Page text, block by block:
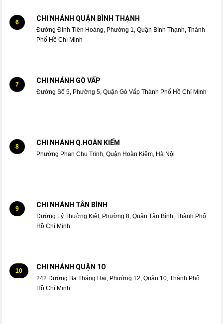
6 CHI NHÁNH QUẬN BÌNH THẠNH
Đường Đinh Tiên Hoàng, Phường 1, Quận Bình Thạnh, Thành
Phố Hồ Chí Minh
7 CHI NHÁNH GÒ VẤP
Đường Số 5, Phường 5, Quận Gò Vấp Thành Phố Hồ Chí MInh
8 CHI NHÁNH Q.HOÀN KIẾM
Phường Phan Chu Trinh, Quận Hoàn Kiếm, Hà Nội
9 CHI NHÁNH TÂN BÌNH
Đường Lý Thường Kiệt, Phường 8, Quận Tân Bình, Thành Phố
Hồ Chí Minh
10 CHI NHÁNH QUẬN 1O
242 Đường Ba Tháng Hai, Phường 12, Quận 10, Thành Phố
Hồ Chí Minh